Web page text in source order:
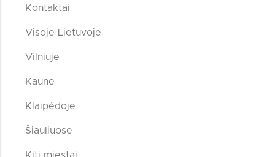
Kontaktai
Visoje Lietuvoje
Vilniuje
Kaune
Klaipėdoje
Šiauliuose